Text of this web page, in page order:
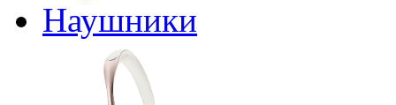
Наушники